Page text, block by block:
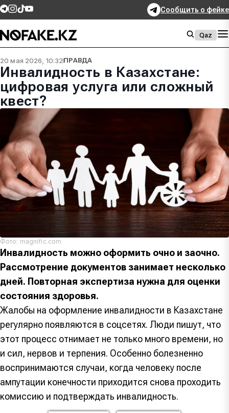
Сообщить о фейке
Qaz
20 мая 2026, 10:32ПРАВДА
Инвалидность в Казахстане:
цифровая услуга или сложный
квест?
Фото: magnific.com
Инвалидность можно оформить очно и заочно.
Рассмотрение документов занимает несколько
дней. Повторная экспертиза нужна для оценки
состояния здоровья.
Жалобы на оформление инвалидности в Казахстане
регулярно появляются в соцсетях. Люди пишут, что
этот процесс отнимает не только много времени, но
и сил, нервов и терпения. Особенно болезненно
воспринимаются случаи, когда человеку после
ампутации конечности приходится снова проходить
комиссию и подтверждать инвалидность.